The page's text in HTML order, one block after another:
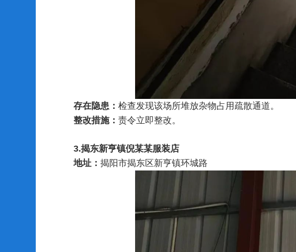
存在隐患： 检查发现该场所堆放杂物占用疏散通道。
整改措施： 责令立即整改。
3.揭东新亨镇倪某某服装店
地址： 揭阳市揭东区新亨镇环城路